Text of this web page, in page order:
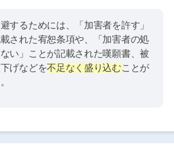
するためには、「加害者を許す」
された宥恕条項や、「加害者の処
い」ことが記載された嘆願書、被
げなどを不足なく盛り込むことが